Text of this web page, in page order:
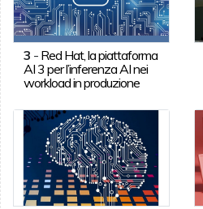
3 - Red Hat, la piattaforma
AI 3 per l’inferenza AI nei
workload in produzione